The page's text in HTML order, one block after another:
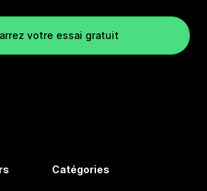
votre essai gratuit
Catégories